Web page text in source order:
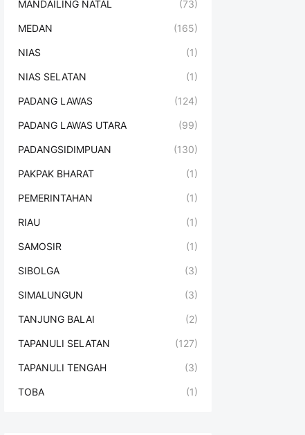
MANDAILING NATAL (73)
MEDAN (165)
NIAS (1)
NIAS SELATAN (1)
PADANG LAWAS (124)
PADANG LAWAS UTARA (99)
PADANGSIDIMPUAN (130)
PAKPAK BHARAT (1)
PEMERINTAHAN (1)
RIAU (1)
SAMOSIR (1)
SIBOLGA (3)
SIMALUNGUN (3)
TANJUNG BALAI (2)
TAPANULI SELATAN (127)
TAPANULI TENGAH (3)
TOBA (1)